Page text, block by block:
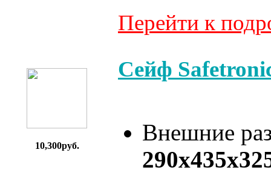
Перейти к
10,300руб.
Сейф
Внешние